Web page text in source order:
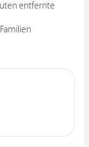
entfernte